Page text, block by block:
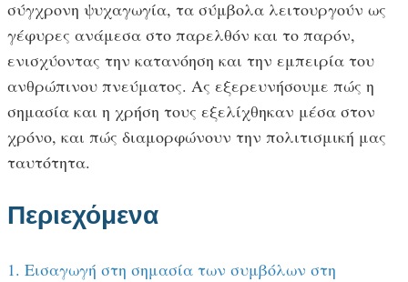
σύγχρονη ψυχαγωγία, τα σύμβολα λειτουργούν ως
γέφυρες ανάμεσα στο παρελθόν και το παρόν,
ενισχύοντας την κατανόηση και την εμπειρία του
ανθρώπινου πνεύματος. Ας εξερευνήσουμε πώς η
σημασία και η χρήση τους εξελίχθηκαν μέσα στον
χρόνο, και πώς διαμορφώνουν την πολιτισμική μας
ταυτότητα.
Περιεχόμενα
1. Εισαγωγή στη σημασία των συμβόλων στη